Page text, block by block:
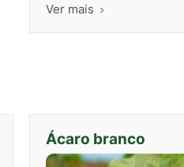
Ver mais
Ácaro branco